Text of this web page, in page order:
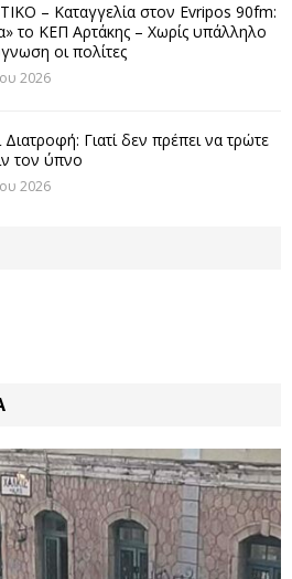
– Καταγγελία στον Evripos 90fm:
το ΚΕΠ Αρτάκης – Χωρίς υπάλληλο
οι πολίτες
2026
Διατροφή: Γιατί δεν πρέπει να τρώτε
τον ύπνο
2026